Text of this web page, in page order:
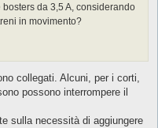
da 3,5 A, considerando
in movimento?
collegati. Alcuni, per i corti,
possono interrompere il
sulla necessità di aggiungere